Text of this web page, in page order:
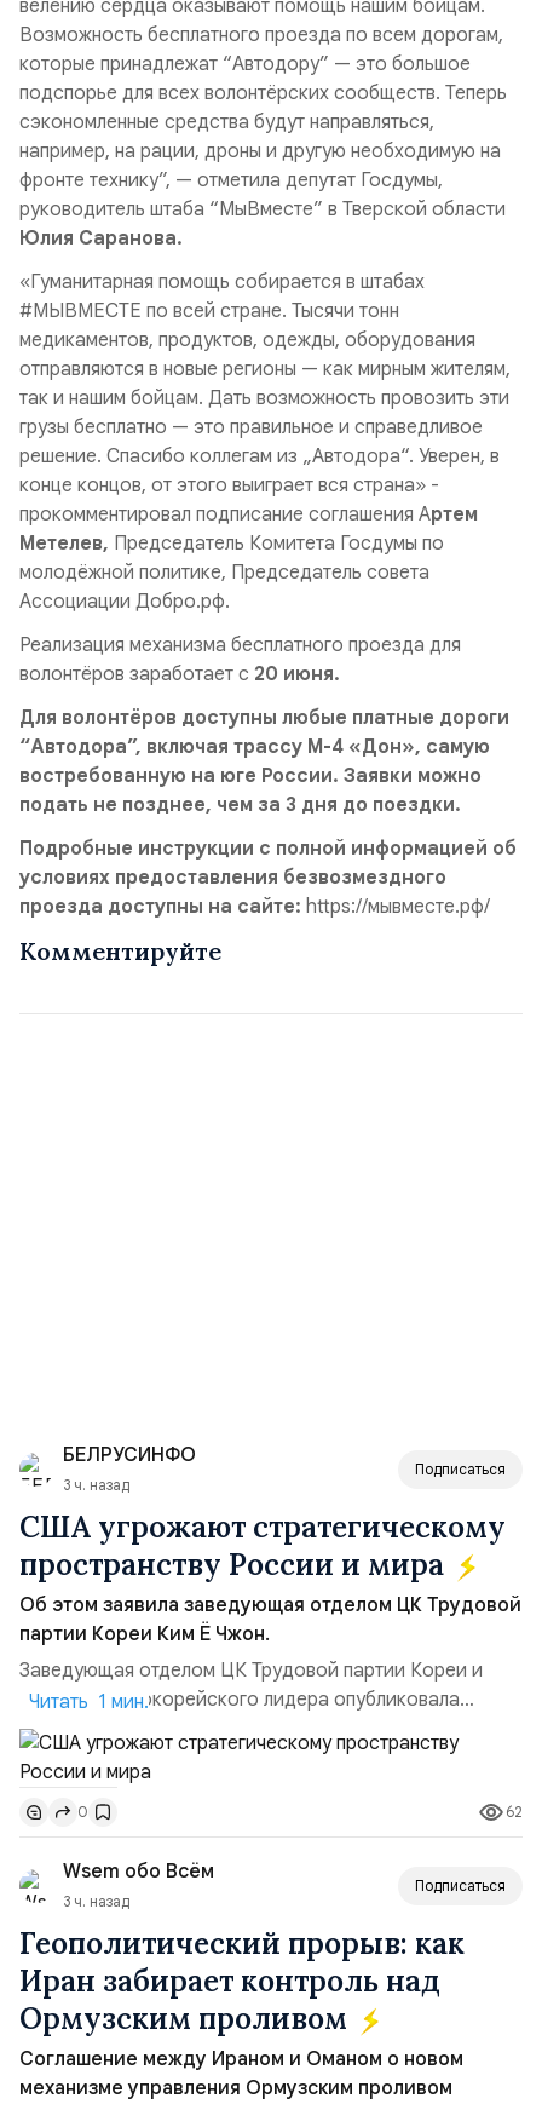
велению сердца оказывают помощь нашим бойцам.
Возможность бесплатного проезда по всем дорогам,
которые принадлежат “Автодору” — это большое
подспорье для всех волонтёрских сообществ. Теперь
сэкономленные средства будут направляться,
например, на рации, дроны и другую необходимую на
фронте технику”, — отметила депутат Госдумы,
руководитель штаба “МыВместе” в Тверской области
Юлия Саранова.
«Гуманитарная помощь собирается в штабах
#МЫВМЕСТЕ по всей стране. Тысячи тонн
медикаментов, продуктов, одежды, оборудования
отправляются в новые регионы — как мирным жителям,
так и нашим бойцам. Дать возможность провозить эти
грузы бесплатно — это правильное и справедливое
решение. Спасибо коллегам из „Автодора“. Уверен, в
конце концов, от этого выиграет вся страна» -
прокомментировал подписание соглашения Артем
Метелев, Председатель Комитета Госдумы по
молодёжной политике, Председатель совета
Ассоциации Добро.рф.
Реализация механизма бесплатного проезда для
волонтёров заработает с 20 июня.
Для волонтёров доступны любые платные дороги
“Автодора”, включая трассу М-4 «Дон», самую
востребованную на юге России. Заявки можно
подать не позднее, чем за 3 дня до поездки.
Подробные инструкции с полной информацией об
условиях предоставления безвозмездного
проезда доступны на сайте: https://мывместе.рф/
Комментируйте
БЕЛРУСИНФО
3 ч. назад
Подписаться
США угрожают стратегическому
пространству России и мира
Об этом заявила заведующая отделом ЦК Трудовой
партии Кореи Ким Ё Чжон.
Заведующая отделом ЦК Трудовой партии Кореи и
сестра северокорейского лидера опубликовала
заявление для прессы в ответ на проведение Токио
совместных с флотом США запусков крылатых ракет
Томагавк.«Япония отбросила обманчивую видимость
„исключительно оборонительной страны“ и выносит
вопрос о собственном ядерном вооружении на
всеобщее обозрение, одновреме...
Читать 1 мин.
0 62
Wsem обо Всём
3 ч. назад
Подписаться
Геополитический прорыв: как
Иран забирает контроль над
Ормузским проливом
Соглашение между Ираном и Оманом о новом
механизме управления Ормузским проливом